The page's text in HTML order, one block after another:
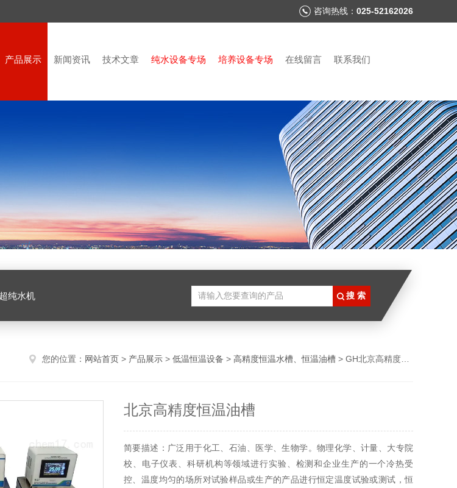
咨询热线： 025-52162026
产品展示 新闻资讯 技术文章 纯水设备专场 培养设备专场 在线留言 联系我们
纯水机
您的位置： 网站首页 > 产品展示 > 低温恒温设备 > 高精度恒温水槽、恒温油槽 > GH北京高精度恒温油槽
北京高精度恒温油槽
简要描述：广泛用于化工、石油、医学、生物学。物理化学、计量、大专院
校、电子仪表、科研机构等领域进行实验、检测和企业生产的一个冷热受
控、温度均匀的场所对试验样品或生产的产品进行恒定温度试验或测试，恒